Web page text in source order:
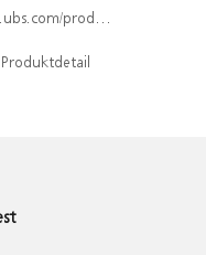
index/isin/CH1562161039
Produktdetail